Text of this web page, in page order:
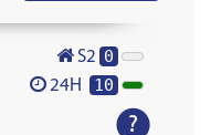
S2 0
24H 10